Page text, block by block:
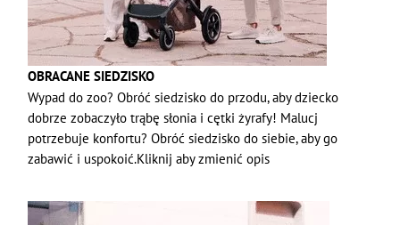
OBRACANE SIEDZISKO
Wypad do zoo? Obróć siedzisko do przodu, aby dziecko
dobrze zobaczyło trąbę słonia i cętki żyrafy! Malucj
potrzebuje konfortu? Obróć siedzisko do siebie, aby go
zabawić i uspokoić.Kliknij aby zmienić opis